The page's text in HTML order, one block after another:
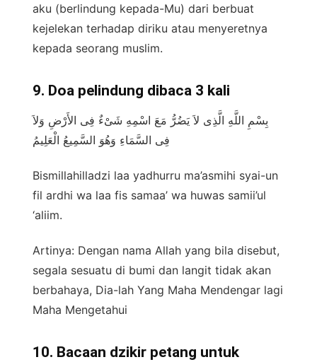
aku (berlindung kepada-Mu) dari berbuat
kejelekan terhadap diriku atau menyeretnya
kepada seorang muslim.
9. Doa pelindung dibaca 3 kali
بِسْمِ اللَّهِ الَّذِى لاَ يَضُرُّ مَعَ اسْمِهِ شَىْءٌ فِى الأَرْضِ وَلاَ
فِى السَّمَاءِ وَهُوَ السَّمِيعُ الْعَلِيمُ
Bismillahilladzi laa yadhurru ma’asmihi syai-un
fil ardhi wa laa fis samaa’ wa huwas samii’ul
‘aliim.
Artinya: Dengan nama Allah yang bila disebut,
segala sesuatu di bumi dan langit tidak akan
berbahaya, Dia-lah Yang Maha Mendengar lagi
Maha Mengetahui
10. Bacaan dzikir petang untuk